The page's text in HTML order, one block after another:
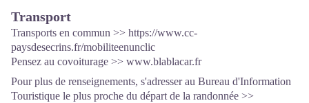
territoire et de ses patrimoines. Un espace d'exposition temporaire
permettra une offre renouvelée. Enfin,le dispositif est complété
par une salle audiovisuelle permettant d'organiser projections et
conférences Entrée libre. Toutes les animations du Parc sont
gratuites sauf mention contraire.
Transport
Transports en commun >> https://www.cc-
paysdesecrins.fr/mobiliteenunclic
Pensez au covoiturage >> www.blablacar.fr
Pour plus de renseignements, s'adresser au Bureau d'Information
Touristique le plus proche du départ de la randonnée >>